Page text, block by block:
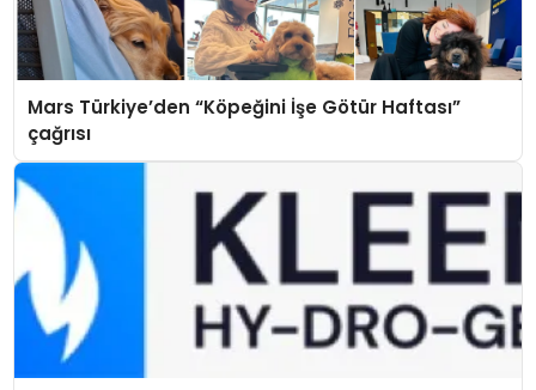
Mars Türkiye’den “Köpeğini İşe Götür Haftası”
çağrısı